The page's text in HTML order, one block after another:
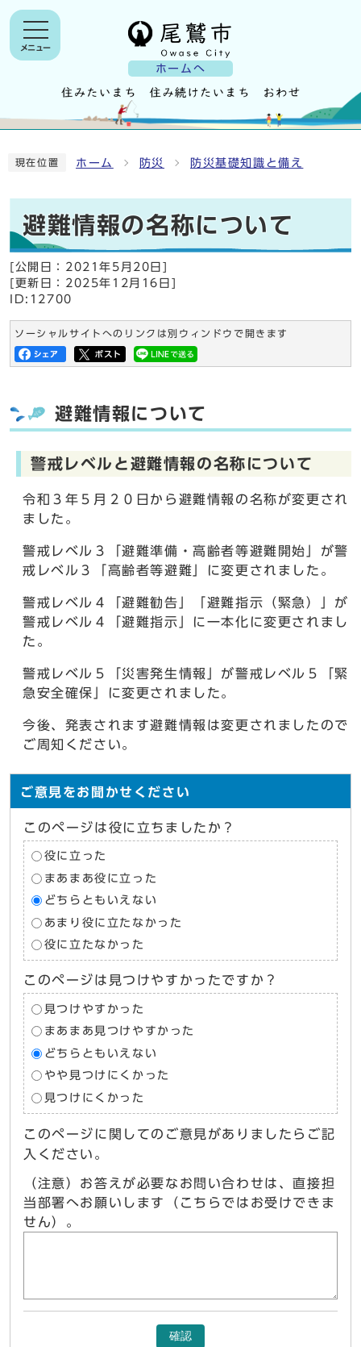
ホームへ
メニュー
現在位置 ホーム 防災 防災基礎知識と備え
避難情報の名称について
[公開日： 2021年5月20日
[更新日： 2025年12月16日
ID:12700
ソーシャルサイトへのリンクは別ウィンドウで開きます
避難情報について
警戒レベルと避難情報の名称について
令和３年５月２０日から避難情報の名称が変更され
ました。
警戒レベル３「避難準備・高齢者等避難開始」が警
戒レベル３「高齢者等避難」に変更されました。
警戒レベル４「避難勧告」「避難指示（緊急）」が
警戒レベル４「避難指示」に一本化に変更されまし
た。
警戒レベル５「災害発生情報」が警戒レベル５「緊
急安全確保」に変更されました。
今後、発表されます避難情報は変更されましたので
ご周知ください。
ご意見をお聞かせください
このページは役に立ちましたか？
役に立った
まあまあ役に立った
どちらともいえない
あまり役に立たなかった
役に立たなかった
このページは見つけやすかったですか？
見つけやすかった
まあまあ見つけやすかった
どちらともいえない
やや見つけにくかった
見つけにくかった
このページに関してのご意見がありましたらご記
入ください。
（注意）お答えが必要なお問い合わせは、直接担
当部署へお願いします（こちらではお受けできま
せん）。
確認